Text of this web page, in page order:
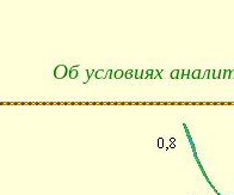
Об условиях